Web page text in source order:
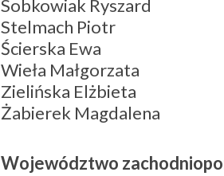
Sobkowiak Ryszard
Stelmach Piotr
Ścierska Ewa
Wieła Małgorzata
Zielińska Elżbieta
Żabierek Magdalena
Województwo